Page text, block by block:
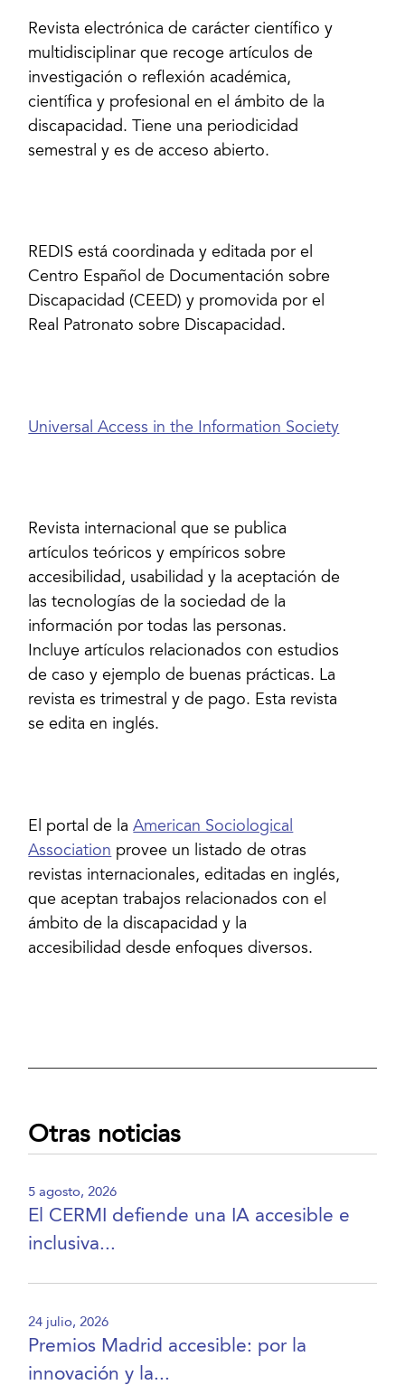
Revista electrónica de carácter científico y
multidisciplinar que recoge artículos de
investigación o reflexión académica,
científica y profesional en el ámbito de la
discapacidad. Tiene una periodicidad
semestral y es de acceso abierto.
REDIS está coordinada y editada por el
Centro Español de Documentación sobre
Discapacidad (CEED) y promovida por el
Real Patronato sobre Discapacidad.
Universal Access in the Information Society
Revista internacional que se publica
artículos teóricos y empíricos sobre
accesibilidad, usabilidad y la aceptación de
las tecnologías de la sociedad de la
información por todas las personas.
Incluye artículos relacionados con estudios
de caso y ejemplo de buenas prácticas. La
revista es trimestral y de pago. Esta revista
se edita en inglés.
El portal de laAmerican Sociological
Association provee un listado de otras
revistas internacionales, editadas en inglés,
que aceptan trabajos relacionados con el
ámbito de la discapacidad y la
accesibilidad desde enfoques diversos.
Otras noticias
5 agosto, 2026
El CERMI defiende una IA accesible e
inclusiva...
24 julio, 2026
Premios Madrid accesible: por la
innovación y la...